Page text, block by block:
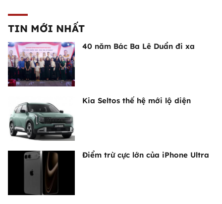
TIN MỚI NHẤT
40 năm Bác Ba Lê Duẩn đi xa
Kia Seltos thế hệ mới lộ diện
Điểm trừ cực lớn của iPhone Ultra